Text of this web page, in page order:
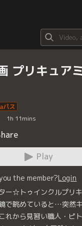
プリキュア
1h 11mins
Play
the member?Login
ー☆トゥインクルプリ
で眺めていると…突然
れから見習い職人・ピ